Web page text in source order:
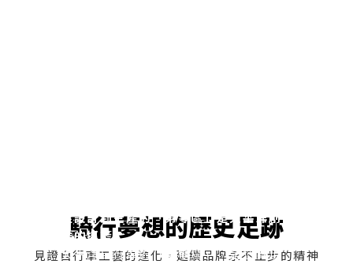
從設計到生產的「第零區」是太平洋創
作的搖籃
太平洋自行車的「第零區」，是您實現
騎行夢想的歷史足跡
見證自行車工藝的進化，延續品牌永不止步的精神